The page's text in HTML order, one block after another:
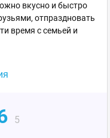
вкусно и быстро
отпраздновать
время с семьей и
5